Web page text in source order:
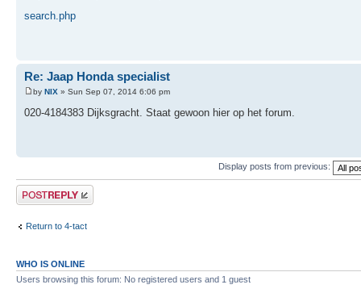
search.php
Re: Jaap Honda specialist
by NIX » Sun Sep 07, 2014 6:06 pm
020-4184383 Dijksgracht. Staat gewoon hier op het forum.
Display posts from previous:
Post a reply
Return to 4-tact
WHO IS ONLINE
Users browsing this forum: No registered users and 1 guest